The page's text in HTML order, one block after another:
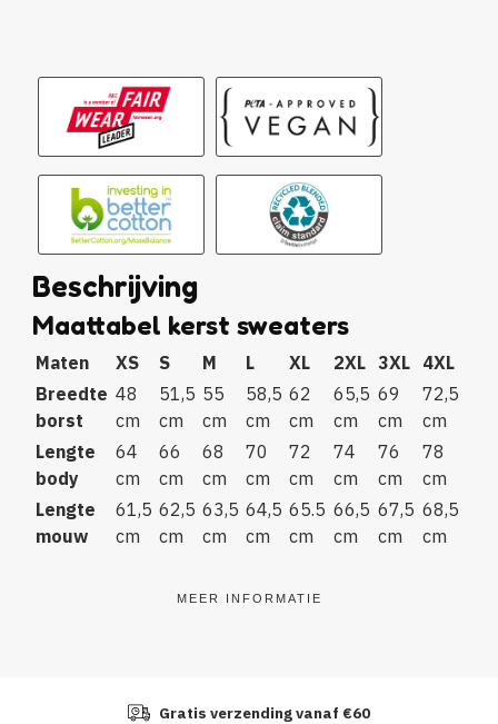
Beschrijving
Maattabel kerst sweaters
Maten XS S M L XL 2XL 3XL
4XL
Breedte
borst
48
cm
51,5
cm
55
cm
58,5
cm
62
cm
65,5
cm
69
cm
72,5
cm
Lengte
body
64
cm
66
cm
68
cm
70
cm
72
cm
74
cm
76
cm
78
cm
Lengte
mouw
61,5
cm
62,5
cm
63,5
cm
64,5
cm
65.5
cm
66,5
cm
67,5
cm
68,5
cm
MEER INFORMATIE
Gratis verzending vanaf €60